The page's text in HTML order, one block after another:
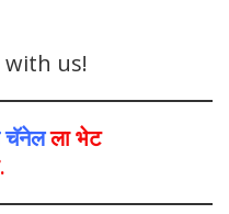
us!
चॅनेलला भेट